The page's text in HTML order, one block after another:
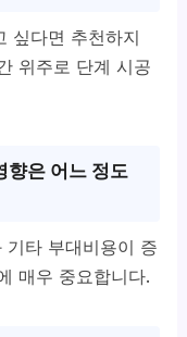
싶다면 추천하지
위주로 단계 시공
향은 어느 정도
기타 부대비용이 증
매우 중요합니다.